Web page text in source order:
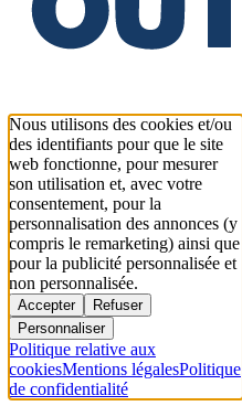
Nous utilisons des cookies et/ou
des identifiants pour que le site
web fonctionne, pour mesurer
son utilisation et, avec votre
consentement, pour la
personnalisation des annonces (y
compris le remarketing) ainsi que
pour la publicité personnalisée et
non personnalisée.
Accepter
Refuser
Personnaliser
Politique relative aux
cookiesMentions légalesPolitique
de confidentialité